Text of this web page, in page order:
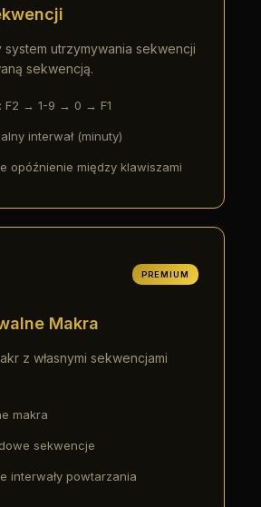
system utrzymywania sekwencji
sekwencją.
F2 → 1-9 → 0 → F1
interwał (minuty)
opóźnienie między klawiszami
PREMIUM
Makra
z własnymi sekwencjami
makra
sekwencje
interwały powtarzania